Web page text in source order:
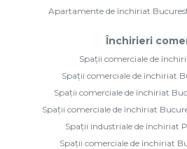
Apartamente de închiriat
Închirieri
Spații comerciale de
Spații comerciale de închiriat
Spații comerciale de închiriat
Spații comerciale de închiriat
Spații industriale de închiriat
Spații comerciale de închiriat